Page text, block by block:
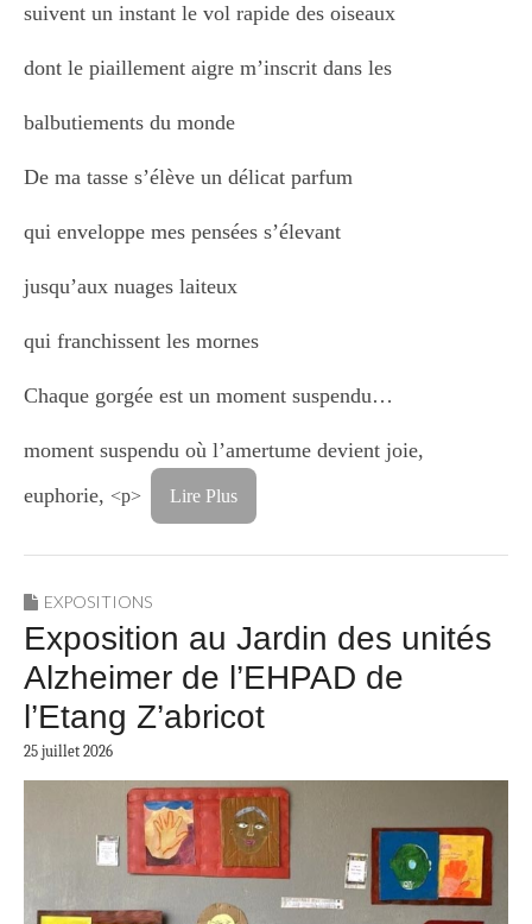
suivent un instant le vol rapide des oiseaux
dont le piaillement aigre m’inscrit dans les
balbutiements du monde
De ma tasse s’élève un délicat parfum
qui enveloppe mes pensées s’élevant
jusqu’aux nuages laiteux
qui franchissent les mornes
Chaque gorgée est un moment suspendu…
moment suspendu où l’amertume devient joie,
euphorie, <p> Lire Plus
EXPOSITIONS
Exposition au Jardin des unités
Alzheimer de l’EHPAD de
l’Etang Z’abricot
25 juillet 2026